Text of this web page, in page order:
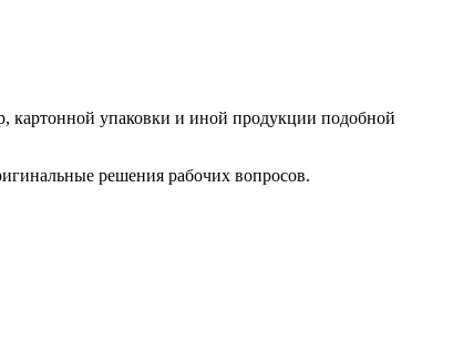
картонной упаковки и иной продукции подобной
решения рабочих вопросов.